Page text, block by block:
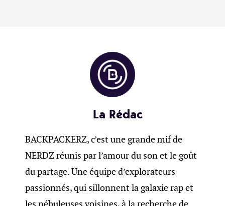
La Rédac
BACKPACKERZ, c’est une grande mif de
NERDZ réunis par l’amour du son et le goût
du partage. Une équipe d’explorateurs
passionnés, qui sillonnent la galaxie rap et